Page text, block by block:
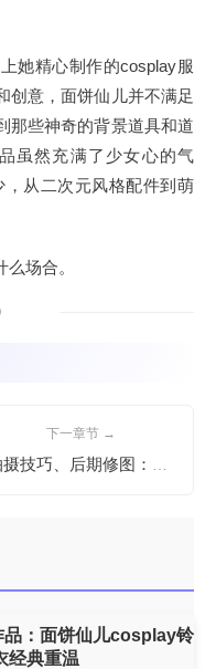
她精心制作的cosplay服
创意，面饼仙儿并不满足
那些神奇的背景道具和道
虽然充满了少女心的气
从二次元风格配件到萌
场合。
下一章节 →
：面饼仙儿cosplay铃
经典重温